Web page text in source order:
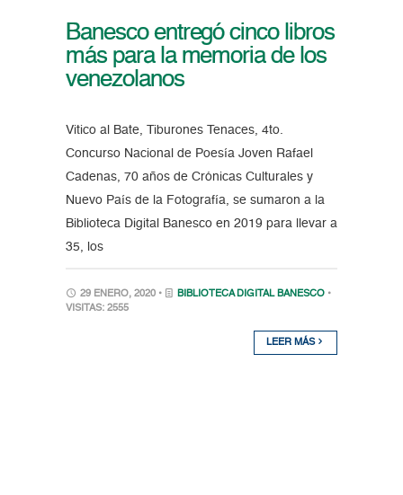
Banesco entregó cinco libros
más para la memoria de los
venezolanos
Vitico al Bate, Tiburones Tenaces, 4to.
Concurso Nacional de Poesía Joven Rafael
Cadenas, 70 años de Crónicas Culturales y
Nuevo País de la Fotografía, se sumaron a la
Biblioteca Digital Banesco en 2019 para llevar a
35, los
29 ENERO, 2020 • BIBLIOTECA DIGITAL BANESCO •
VISITAS: 2555
LEER MÁS